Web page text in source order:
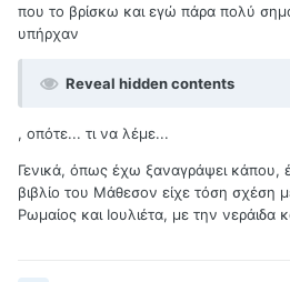
που το βρίσκω και εγώ πάρα πολύ
υπήρχαν
Reveal hidden contents
, οπότε... τι να λέμε...
Γενικά, όπως έχω ξαναγράψει κάπου,
βιβλίο του Μάθεσον είχε τόση σχέση
Ρωμαίος και Ιουλιέτα, με την νεράιδα